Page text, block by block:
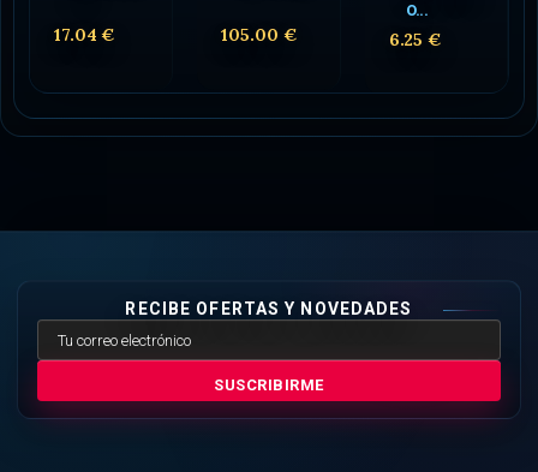
17.04 € 105.00 €
O...
6.25 €
RECIBE OFERTAS Y NOVEDADES
SUSCRIBIRME